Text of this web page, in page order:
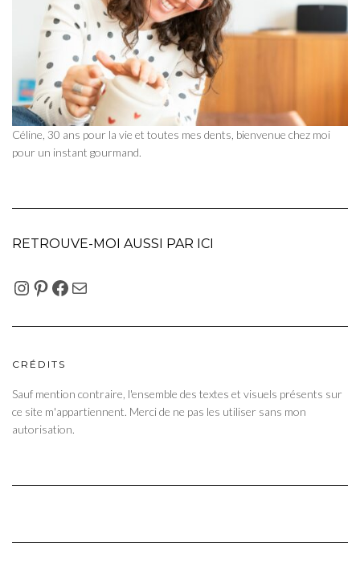
Céline, 30 ans pour la vie et toutes mes dents, bienvenue chez moi
pour un instant gourmand.
RETROUVE-MOI AUSSI PAR ICI
INSTAGRAM
PINTEREST
FACEBOOK
E-MAIL
CRÉDITS
Sauf mention contraire, l'ensemble des textes et visuels présents sur
ce site m'appartiennent. Merci de ne pas les utiliser sans mon
autorisation.